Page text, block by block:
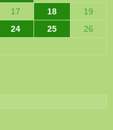
17 18
19
24 25
26